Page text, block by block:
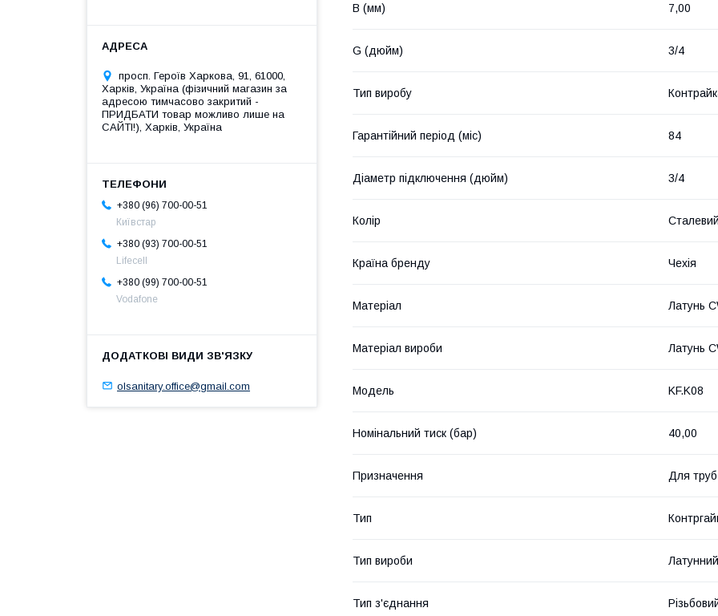
B (мм) 7,00
G (дюйм) 3/4
Тип виробу
Гарантійний період (міс) 84
Діаметр підключення (дюйм) 3/4
Колір
Країна бренду Чехія
Матеріал Латунь
Матеріал вироби Латунь
Мoдель KF.K08
Номінальний тиск (бар) 40,00
Призначення Для труб
Тип
Тип вироби
Тип з'єднання
просп. Героїв Харкова, 91, 61000,
Харків, Україна (фізичний магазин за
адресою тимчасово закритий -
ПРИДБАТИ товар можливо лише на
САЙТІ!), Харків, Україна
+380 (96) 700-00-51
Київстар
+380 (93) 700-00-51
Lifecell
+380 (99) 700-00-51
Vodafone
olsanitary.office@gmail.com